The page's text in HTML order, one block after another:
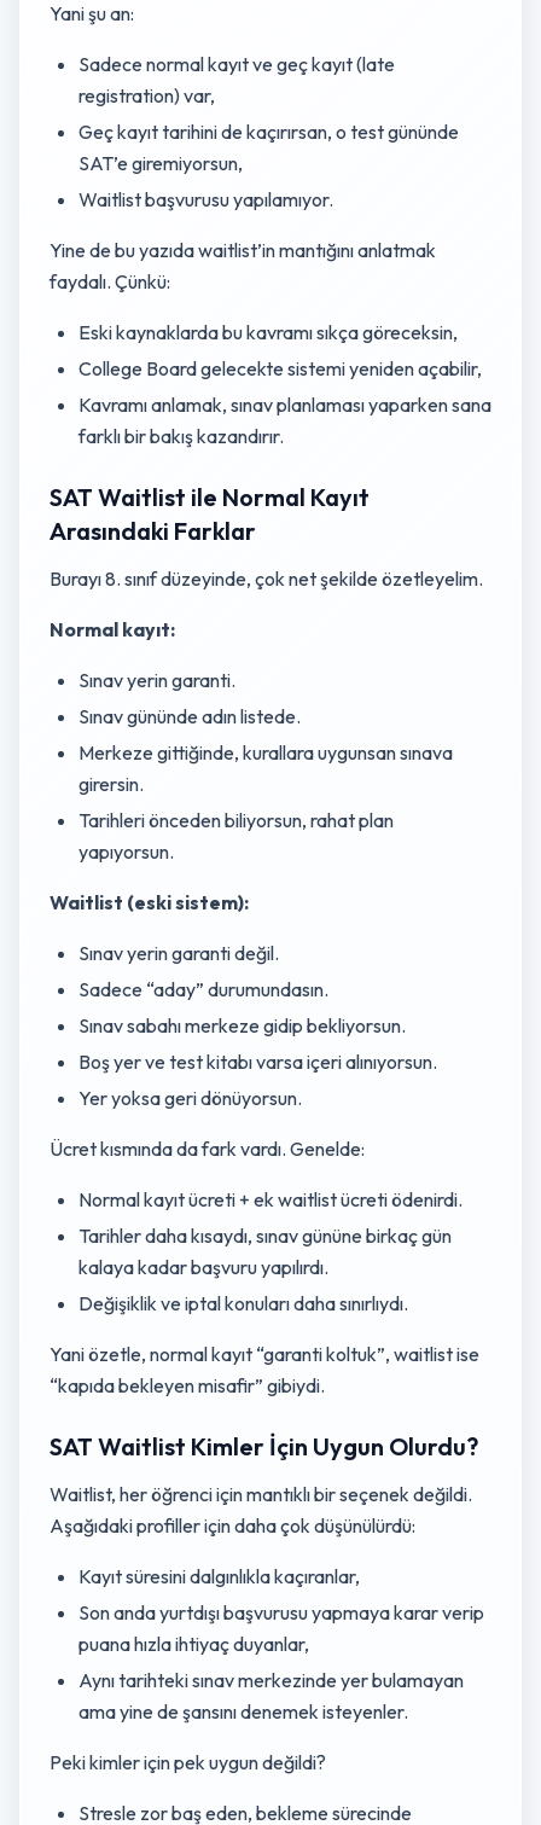
Yani şu an:
Sadece normal kayıt ve geç kayıt (late
registration) var,
Geç kayıt tarihini de kaçırırsan, o test gününde
SAT’e giremiyorsun,
Waitlist başvurusu yapılamıyor.
Yine de bu yazıda waitlist’in mantığını anlatmak
faydalı. Çünkü:
Eski kaynaklarda bu kavramı sıkça göreceksin,
College Board gelecekte sistemi yeniden açabilir,
Kavramı anlamak, sınav planlaması yaparken sana
farklı bir bakış kazandırır.
SAT Waitlist ile Normal Kayıt
Arasındaki Farklar
Burayı 8. sınıf düzeyinde, çok net şekilde özetleyelim.
Normal kayıt:
Sınav yerin garanti.
Sınav gününde adın listede.
Merkeze gittiğinde, kurallara uygunsan sınava
girersin.
Tarihleri önceden biliyorsun, rahat plan
yapıyorsun.
Waitlist (eski sistem):
Sınav yerin garanti değil.
Sadece “aday” durumundasın.
Sınav sabahı merkeze gidip bekliyorsun.
Boş yer ve test kitabı varsa içeri alınıyorsun.
Yer yoksa geri dönüyorsun.
Ücret kısmında da fark vardı. Genelde:
Normal kayıt ücreti + ek waitlist ücreti ödenirdi.
Tarihler daha kısaydı, sınav gününe birkaç gün
kalaya kadar başvuru yapılırdı.
Değişiklik ve iptal konuları daha sınırlıydı.
Yani özetle, normal kayıt “garanti koltuk”, waitlist ise
“kapıda bekleyen misafir” gibiydi.
SAT Waitlist Kimler İçin Uygun Olurdu?
Waitlist, her öğrenci için mantıklı bir seçenek değildi.
Aşağıdaki profiller için daha çok düşünülürdü:
Kayıt süresini dalgınlıkla kaçıranlar,
Son anda yurtdışı başvurusu yapmaya karar verip
puana hızla ihtiyaç duyanlar,
Aynı tarihteki sınav merkezinde yer bulamayan
ama yine de şansını denemek isteyenler.
Peki kimler için pek uygun değildi?
Stresle zor baş eden, bekleme sürecinde